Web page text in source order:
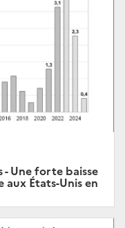
- Une forte baisse
États-Unis en